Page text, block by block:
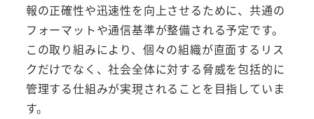
報の正確性や迅速性を向上させるために、共通の
フォーマットや通信基準が整備される予定です。
この取り組みにより、個々の組織が直面するリス
クだけでなく、社会全体に対する脅威を包括的に
管理する仕組みが実現されることを目指していま
す。